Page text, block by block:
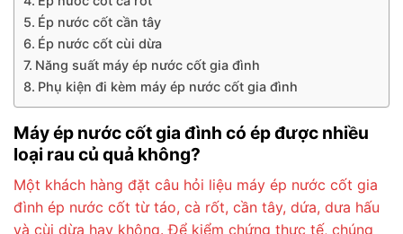
Ép nước cốt cần tây
Ép nước cốt cùi dừa
Năng suất máy ép nước cốt gia đình
Phụ kiện đi kèm máy ép nước cốt gia đình
Máy ép nước cốt gia đình có ép được nhiều
loại rau củ quả không?
Một khách hàng đặt câu hỏi liệu máy ép nước cốt gia
đình ép nước cốt từ táo, cà rốt, cần tây, dứa, dưa hấu
và cùi dừa hay không. Để kiểm chứng thực tế, chúng